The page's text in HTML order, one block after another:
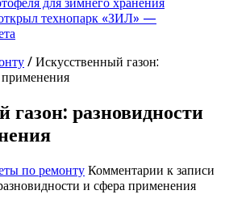
технопарк «ЗИЛ» —
/ Искусственный газон:
применения
газон: разновидности
по ремонту Комментарии к записи
и сфера применения